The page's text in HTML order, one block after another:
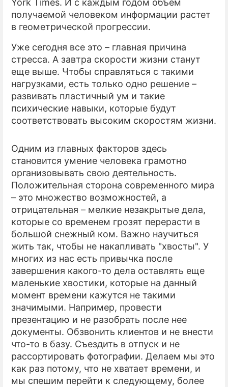
York Times. И с каждым годом объем
получаемой человеком информации растет
в геометрической прогрессии.
Уже сегодня все это – главная причина
стресса. А завтра скорости жизни станут
еще выше. Чтобы справляться с такими
нагрузками, есть только одно решение –
развивать пластичный ум и такие
психические навыки, которые будут
соответствовать высоким скоростям жизни.
Одним из главных факторов здесь
становится умение человека грамотно
организовывать свою деятельность.
Положительная сторона современного мира
– это множество возможностей, а
отрицательная – мелкие незакрытые дела,
которые со временем грозят перерасти в
большой снежный ком. Важно научиться
жить так, чтобы не накапливать "хвосты". У
многих из нас есть привычка после
завершения какого-то дела оставлять еще
маленькие хвостики, которые на данный
момент времени кажутся не такими
значимыми. Например, провести
презентацию и не разобрать после нее
документы. Обзвонить клиентов и не внести
что-то в базу. Съездить в отпуск и не
рассортировать фотографии. Делаем мы это
как раз потому, что не хватает времени, и
мы спешим перейти к следующему, более